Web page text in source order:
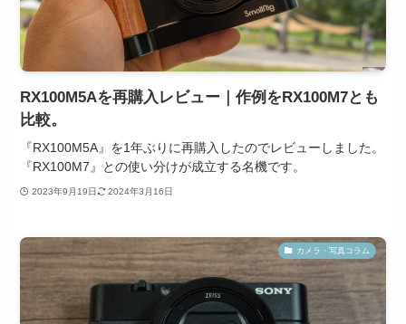
RX100M5Aを再購入レビュー｜作例をRX100M7とも
比較。
『RX100M5A』を1年ぶりに再購入したのでレビューしました。
『RX100M7』との使い分けが成立する名機です。
2023年9月19日 2024年3月16日
カメラ・写真コラム